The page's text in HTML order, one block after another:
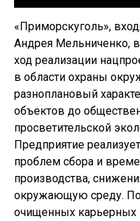
«Приморскуголь»,
Андрея Мельниченко,
ход реализации
в области охраны
разноплановый
объектов до
просветительской
Предприятие
проблем сбора и
производства,
окружающую среду.
очищенных карьерных